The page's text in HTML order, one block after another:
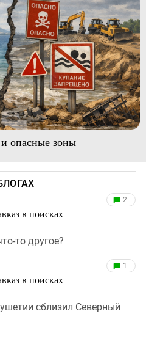
опасные зоны
в поисках
2
то другое?
в поисках
1
сблизил Северный